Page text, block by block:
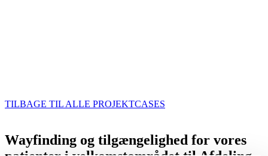
TILBAGE TIL ALLE PROJEKTCASES
Wayfinding og tilgængelighed for vores